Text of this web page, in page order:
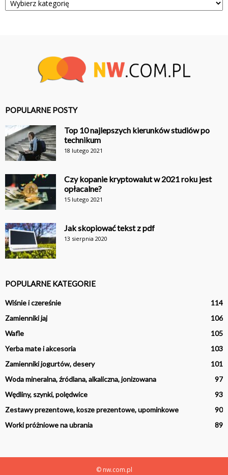
POPULARNE POSTY
Top 10 najlepszych kierunków studiów po
technikum
18 lutego 2021
Czy kopanie kryptowalut w 2021 roku jest
opłacalne?
15 lutego 2021
Jak skopiować tekst z pdf
13 sierpnia 2020
POPULARNE KATEGORIE
Wiśnie i czereśnie
114
Zamienniki jaj
106
Wafle
105
Yerba mate i akcesoria
103
Zamienniki jogurtów, desery
101
Woda mineralna, źródlana, alkaliczna, jonizowana
97
Wędliny, szynki, polędwice
93
Zestawy prezentowe, kosze prezentowe, upominkowe
90
Worki próżniowe na ubrania
89
© nw.com.pl